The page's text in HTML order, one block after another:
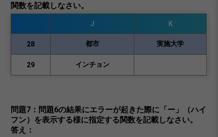
関数を記載しなさい。
J K
28 都市 実施大学
29 インチョン
問題7：問題6の結果にエラーが起きた際に「ー」（ハイ
フン）を表示する様に指定する関数を記載しなさい。
答え：